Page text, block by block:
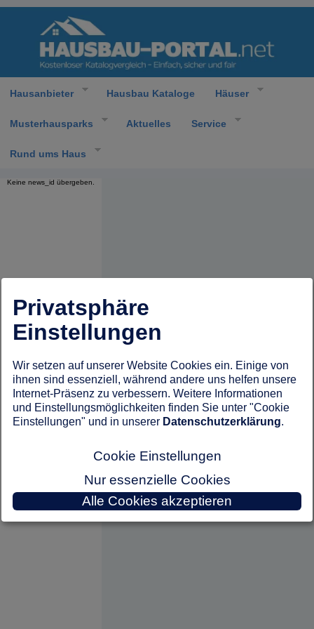
Hausanbieter Hausbau Kataloge Häuser
Musterhausparks Aktuelles Service
Rund ums Haus
Keine news_id übergeben.
Privatsphäre
Einstellungen
Wir setzen auf unserer Website Cookies ein. Einige von
ihnen sind essenziell, während andere uns helfen unsere
Internet-Präsenz zu verbessern. Weitere Informationen
und Einstellungsmöglichkeiten finden Sie unter "Cookie
Einstellungen" und in unserer Datenschutzerklärung.
Cookie Einstellungen
Nur essenzielle Cookies
Alle Cookies akzeptieren